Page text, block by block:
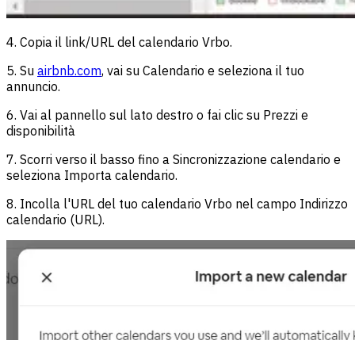
4. Copia il link/URL del calendario Vrbo.
5. Su airbnb.com, vai su Calendario e seleziona il tuo
annuncio.
6. Vai al pannello sul lato destro o fai clic su Prezzi e
disponibilità
7. Scorri verso il basso fino a Sincronizzazione calendario e
seleziona Importa calendario.
8. Incolla l'URL del tuo calendario Vrbo nel campo Indirizzo
calendario (URL).